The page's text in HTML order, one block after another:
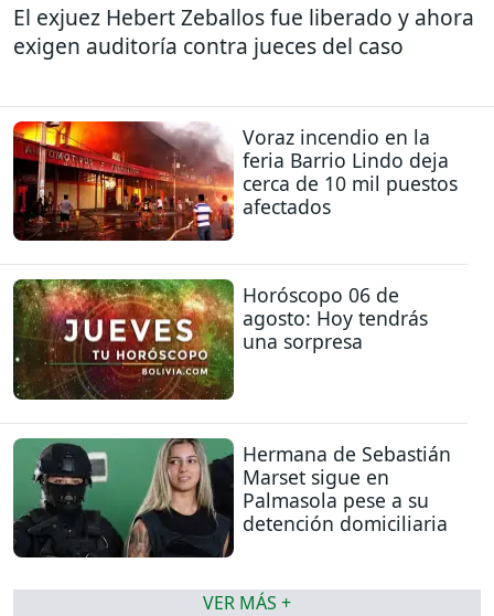
El exjuez Hebert Zeballos fue liberado y ahora
exigen auditoría contra jueces del caso
Voraz incendio en la
feria Barrio Lindo deja
cerca de 10 mil puestos
afectados
Horóscopo 06 de
agosto: Hoy tendrás
una sorpresa
Hermana de Sebastián
Marset sigue en
Palmasola pese a su
detención domiciliaria
VER MÁS +